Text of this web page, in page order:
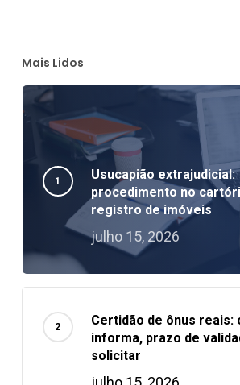
Mais Lidos
Usucapião extrajudicial:
procedimento no
registro de imóveis
julho 15, 2026
Certidão de ônus reais:
informa, prazo de
solicitar